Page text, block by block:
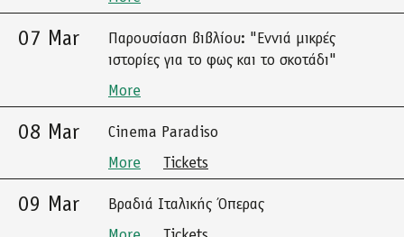
07 Mar
Παρουσίαση βιβλίου: "Εννιά μικρές
ιστορίες για το φως και το σκοτάδι"
More
08 Mar
Cinema Paradiso
More
Tickets
09 Mar
Βραδιά Ιταλικής Όπερας